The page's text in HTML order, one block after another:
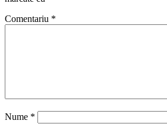
Comentariu *
Nume *